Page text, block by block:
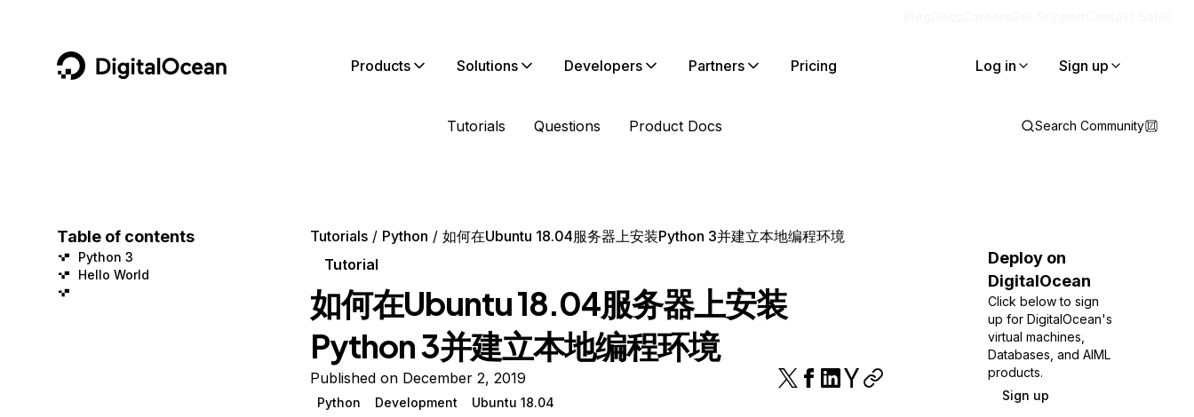
DigitalOcean Products
Containers and Images
Managed Databases
Solutions
Data and IoT
Developer Tools
Developers
Developer Tools
Get Involved
Partners Pricing Log in Sign up
Tutorials Questions Product Docs Search Community
Table of contents
Python 3
Hello World
Tutorials Python
如何在Ubuntu 18.04服务器上安装Python 3并建立本地编程环境
Tutorial
如何在Ubuntu 18.04服务器上安装
Python 3并建立本地编程环境
Published on December 2, 2019
Python Development Ubuntu 18.04
Deploy on
DigitalOcean
Click below to sign
up for DigitalOcean's
virtual machines,
Databases, and AIML
products.
Sign up